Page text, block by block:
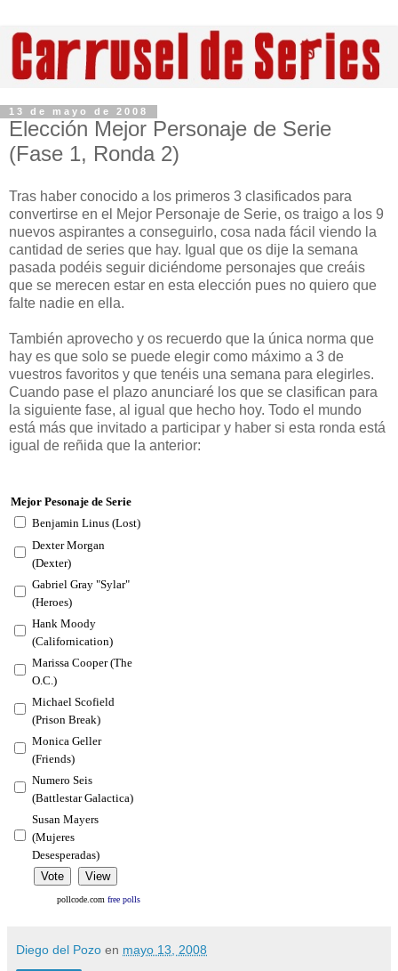
13 de mayo de 2008
Elección Mejor Personaje de Serie
(Fase 1, Ronda 2)
Tras haber conocido a los primeros 3 clasificados para
convertirse en el Mejor Personaje de Serie, os traigo a los 9
nuevos aspirantes a conseguirlo, cosa nada fácil viendo la
cantidad de series que hay. Igual que os dije la semana
pasada podéis seguir diciéndome personajes que creáis
que se merecen estar en esta elección pues no quiero que
falte nadie en ella.
También aprovecho y os recuerdo que la única norma que
hay es que solo se puede elegir como máximo a 3 de
vuestros favoritos y que tenéis una semana para elegirles.
Cuando pase el plazo anunciaré los que se clasifican para
la siguiente fase, al igual que hecho hoy. Todo el mundo
está más que invitado a participar y haber si esta ronda está
igual de reñida que la anterior:
Mejor Pesonaje de Serie
Benjamin Linus (Lost)
Dexter Morgan
(Dexter)
Gabriel Gray "Sylar"
(Heroes)
Hank Moody
(Californication)
Marissa Cooper (The
O.C.)
Michael Scofield
(Prison Break)
Monica Geller
(Friends)
Numero Seis
(Battlestar Galactica)
Susan Mayers
(Mujeres
Desesperadas)
pollcode.com free polls
Diego del Pozo en mayo 13, 2008